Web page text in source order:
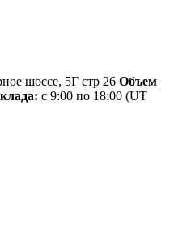
шоссе, 5Г стр 26 Объем
с 9:00 по 18:00 (UT